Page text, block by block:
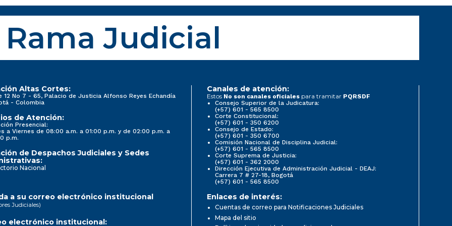
Rama Judicial
Altas Cortes:
12 No 7 - 65, Palacio de Justicia Alfonso Reyes Echandía
- Colombia
de Atención:
Presencial:
a Viernes de 08:00 a.m. a 01:00 p.m. y de 02:00 p.m. a
p.m.
de Despachos Judiciales y Sedes
Nacional
Canales de atención:
Estos No son canales oficiales para tramitar PQRSDF
Consejo Superior de la Judicatura:
(+57) 601 - 565 8500
Corte Constitucional:
(+57) 601 - 350 6200
Consejo de Estado:
(+57) 601 - 350 6700
Comisión Nacional de Disciplina Judicial:
(+57) 601 - 565 8500
Corte Suprema de Justicia:
(+57) 601 - 362 2000
Dirección Ejecutiva de Administración Judicial - DEAJ:
Carrera 7 # 27-18, Bogotá
(+57) 601 - 565 8500
a su correo electrónico institucional
Judiciales)
electrónico institucional:
Enlaces de interés:
Cuentas de correo para Notificaciones Judiciales
Mapa del sitio